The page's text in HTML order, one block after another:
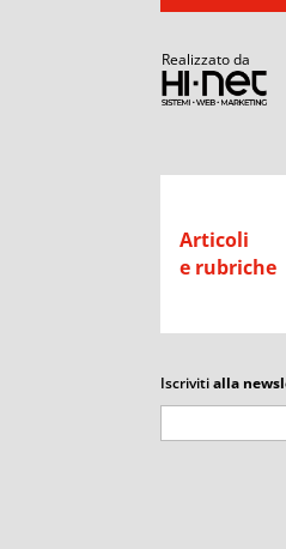
Realizzato da
Articoli
e rubriche
Iscrivitialla